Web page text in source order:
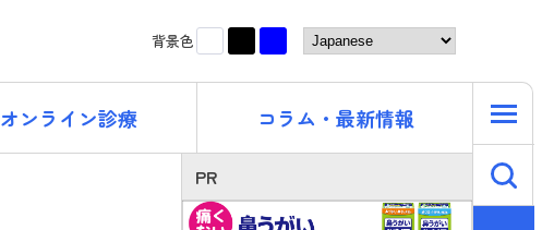
背景色 白 黒
オンライン診療 コラム・最新情報
PR